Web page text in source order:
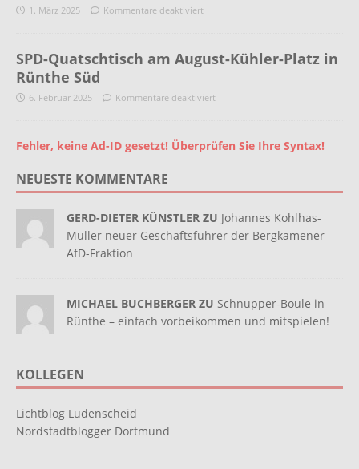
1. März 2025 Kommentare deaktiviert
SPD-Quatschtisch am August-Kühler-Platz in
Rünthe Süd
6. Februar 2025 Kommentare deaktiviert
Fehler, keine Ad-ID gesetzt! Überprüfen Sie Ihre Syntax!
NEUESTE KOMMENTARE
GERD-DIETER KÜNSTLER ZU Johannes Kohlhas-
Müller neuer Geschäftsführer der Bergkamener
AfD-Fraktion
MICHAEL BUCHBERGER ZU Schnupper-Boule in
Rünthe – einfach vorbeikommen und mitspielen!
KOLLEGEN
Lichtblog Lüdenscheid
Nordstadtblogger Dortmund